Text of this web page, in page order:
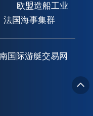
欧盟造船工业
法国海事集群
国际游艇交易网